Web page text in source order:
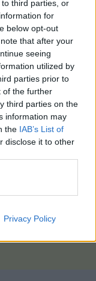
third parties, or
for
below opt-out
that after your
seeing
utilized by
parties prior to
of the further
third parties on the
information may
the IAB’s List of
disclose it to other
Privacy Policy